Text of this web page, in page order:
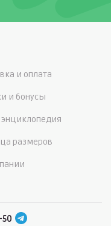
и оплата
и бонусы
размеров
50